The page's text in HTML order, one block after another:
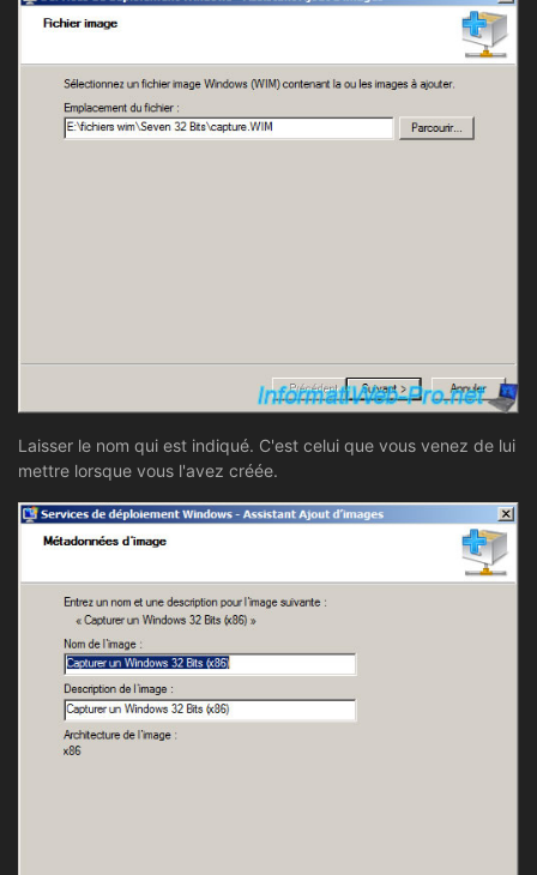
Laisser le nom qui est indiqué. C'est celui que vous venez de lui
mettre lorsque vous l'avez créée.